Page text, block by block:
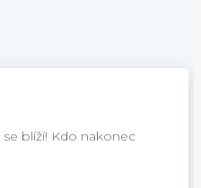
blíží! Kdo nakonec